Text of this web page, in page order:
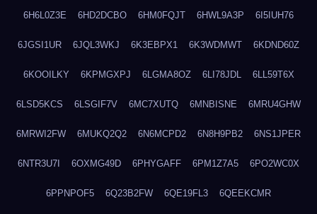
6H6L0Z3E 6HD2DCBO 6HM0FQJT 6HWL9A3P 6I5IUH76
6JGSI1UR 6JQL3WKJ 6K3EBPX1 6K3WDMWT 6KDND60Z
6KOOILKY 6KPMGXPJ 6LGMA8OZ 6LI78JDL 6LL59T6X
6LSD5KCS 6LSGIF7V 6MC7XUTQ 6MNBISNE 6MRU4GHW
6MRWI2FW 6MUKQ2Q2 6N6MCPD2 6N8H9PB2 6NS1JPER
6NTR3U7I 6OXMG49D 6PHYGAFF 6PM1Z7A5 6PO2WC0X
6PPNPOF5 6Q23B2FW 6QE19FL3 6QEEKCMR